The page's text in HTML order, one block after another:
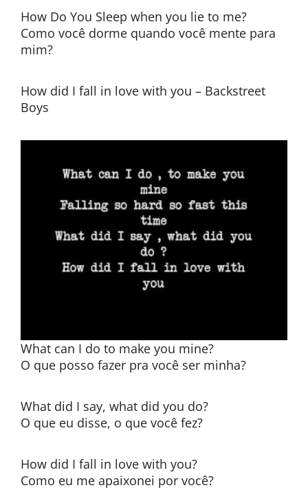
How Do You Sleep when you lie to me?
Como você dorme quando você mente para
mim?
How did I fall in love with you – Backstreet
Boys
What can I do to make you mine?
O que posso fazer pra você ser minha?
What did I say, what did you do?
O que eu disse, o que você fez?
How did I fall in love with you?
Como eu me apaixonei por você?